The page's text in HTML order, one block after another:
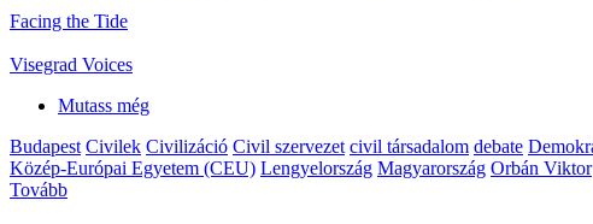
Facing the Tide
Visegrad Voices
Mutass még
Budapest Civilek Civilizáció Civil szervezet civil társadalom debate
Közép-Európai Egyetem (CEU) Lengyelország Magyarország Orbán Viktor
Tovább